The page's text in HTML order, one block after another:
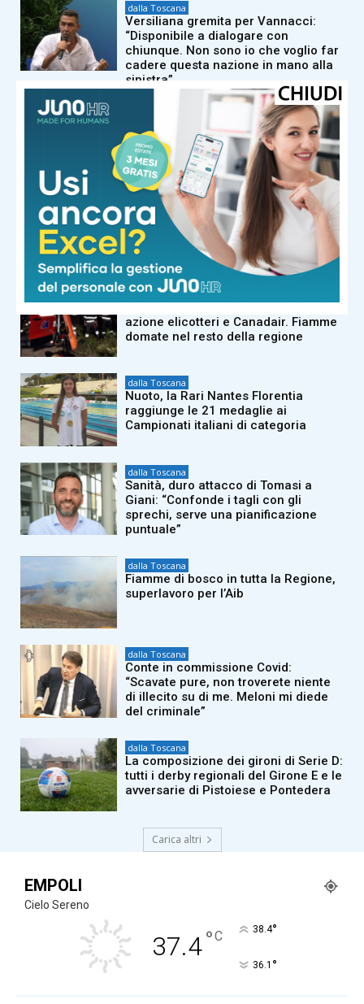
dalla Toscana
Versiliana gremita per Vannacci:
“Disponibile a dialogare con
chiunque. Non sono io che voglio far
cadere questa nazione in mano alla
sinistra”
Un’altra giornata di incendi di bosco,
dalla Toscana al Mugello
dalla Toscana
Autorità portuale regionale,
approvato il piano triennale: 7,5
milioni di euro per gli scali toscani
dalla Toscana
Bruciano i boschi di Firenzuola: in
azione elicotteri e Canadair. Fiamme
domate nel resto della regione
dalla Toscana
Nuoto, la Rari Nantes Florentia
raggiunge le 21 medaglie ai
Campionati italiani di categoria
dalla Toscana
Sanità, duro attacco di Tomasi a
Giani: “Confonde i tagli con gli
sprechi, serve una pianificazione
puntuale”
dalla Toscana
Fiamme di bosco in tutta la Regione,
superlavoro per l’Aib
dalla Toscana
Conte in commissione Covid:
“Scavate pure, non troverete niente
di illecito su di me. Meloni mi diede
del criminale”
dalla Toscana
La composizione dei gironi di Serie D:
tutti i derby regionali del Girone E e le
avversarie di Pistoiese e Pontedera
Carica altri
EMPOLI
Cielo Sereno
37.4°C 38.4°
36.1 °